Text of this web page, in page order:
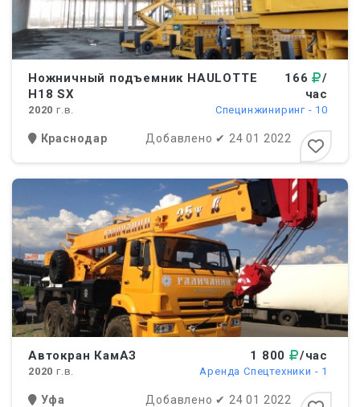
Ножничный подъемник HAULOTTE
H18 SX
166
/
час
2020 г.в. Cпецинжиниринг - 10
Краснодар Добавлено ✔ 24 01 2022
Автокран КамАЗ 1 800 /час
2020 г.в. Аренда Спецтехники - 1
Уфа Добавлено ✔ 24 01 2022